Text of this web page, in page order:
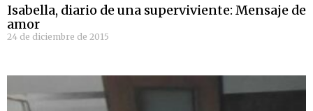
Isabella, diario de una superviviente: Mensaje de
amor
24 de diciembre de 2015